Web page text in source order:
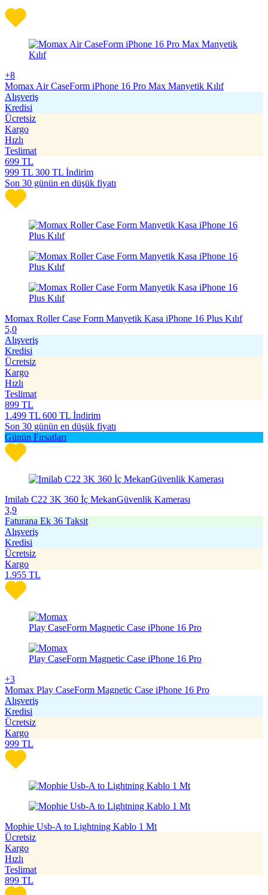
+8
Momax Air CaseForm iPhone 16 Pro Max Manyetik Kılıf
Alışveriş
Kredisi
Ücretsiz
Kargo
Hızlı
Teslimat
699 TL
999 TL 300 TL İndirim
Son 30 günün en düşük fiyatı
Momax Roller Case Form Manyetik Kasa iPhone 16 Plus Kılıf
5,0
Alışveriş
Kredisi
Ücretsiz
Kargo
Hızlı
Teslimat
899 TL
1.499 TL 600 TL İndirim
Son 30 günün en düşük fiyatı
Günün Fırsatları
Imilab C22 3K 360 İç MekanGüvenlik Kamerası
3,9
Faturana Ek 36 Taksit
Alışveriş
Kredisi
Ücretsiz
Kargo
1.955 TL
+3
Momax Play CaseForm Magnetic Case iPhone 16 Pro
Alışveriş
Kredisi
Ücretsiz
Kargo
999 TL
Mophie Usb-A to Lightning Kablo 1 Mt
Ücretsiz
Kargo
Hızlı
Teslimat
899 TL